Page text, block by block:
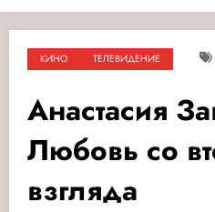
КИНО ТЕЛЕВИДЕНИЕ
Анастасия
Любовь со
взгляда